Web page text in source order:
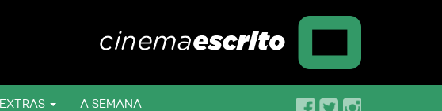
EXTRAS A SEMANA